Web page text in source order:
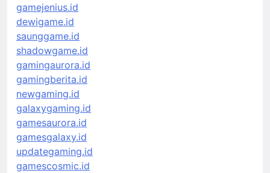
gamejenius.id
dewigame.id
saunggame.id
shadowgame.id
gamingaurora.id
gamingberita.id
newgaming.id
galaxygaming.id
gamesaurora.id
gamesgalaxy.id
updategaming.id
gamescosmic.id